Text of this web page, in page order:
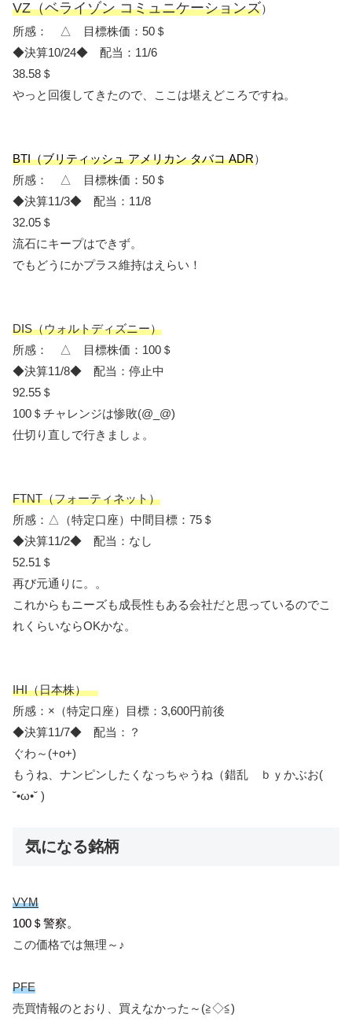
VZ（ベライゾン コミュニケーションズ）
所感： △ 目標株価：50＄
◆決算10/24◆ 配当：11/6
38.58＄
やっと回復してきたので、ここは堪えどころですね。
BTI（ブリティッシュ アメリカン タバコ ADR）
所感： △ 目標株価：50＄
◆決算11/3◆ 配当：11/8
32.05＄
流石にキープはできず。
でもどうにかプラス維持はえらい！
DIS（ウォルトディズニー）
所感： △ 目標株価：100＄
◆決算11/8◆ 配当：停止中
92.55＄
100＄チャレンジは惨敗(@_@)
仕切り直しで行きましょ。
FTNT（フォーティネット）
所感：△（特定口座）中間目標：75＄
◆決算11/2◆ 配当：なし
52.51＄
再び元通りに。。
これからもニーズも成長性もある会社だと思っているのでこ
れくらいならOKかな。
IHI（日本株）
所感：×（特定口座）目標：3,600円前後
◆決算11/7◆ 配当：？
ぐわ～(+o+)
もうね、ナンピンしたくなっちゃうね（錯乱 ｂｙかぶお(
˘•ω•˘ )
気になる銘柄
VYM
100＄警察。
この価格では無理～♪
PFE
売買情報のとおり、買えなかった～(≧◇≦)